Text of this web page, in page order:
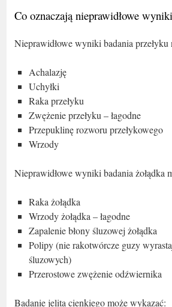
Co oznaczają nieprawidłowe wyniki
Nieprawidłowe wyniki badania przełyku
Achalazję
Uchyłki
Raka przełyku
Zwężenie przełyku – łagodne
Przepuklinę rozworu przełykowego
Wrzody
Nieprawidłowe wyniki badania żołądka
Raka żołądka
Wrzody żołądka – łagodne
Zapalenie błony śluzowej żołądka
Polipy (nie rakotwórcze guzy
śluzowych)
Przerostowe zwężenie odźwiernika
Badanie jelita cienkiego może wykazać: